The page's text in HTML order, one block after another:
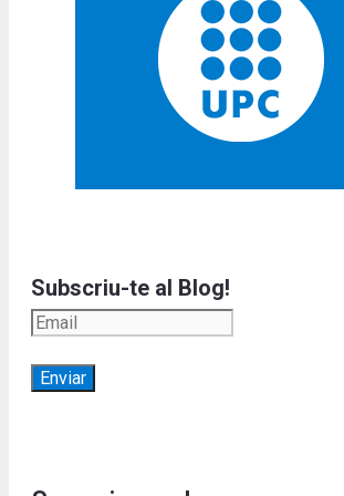
Subscriu-te al Blog!